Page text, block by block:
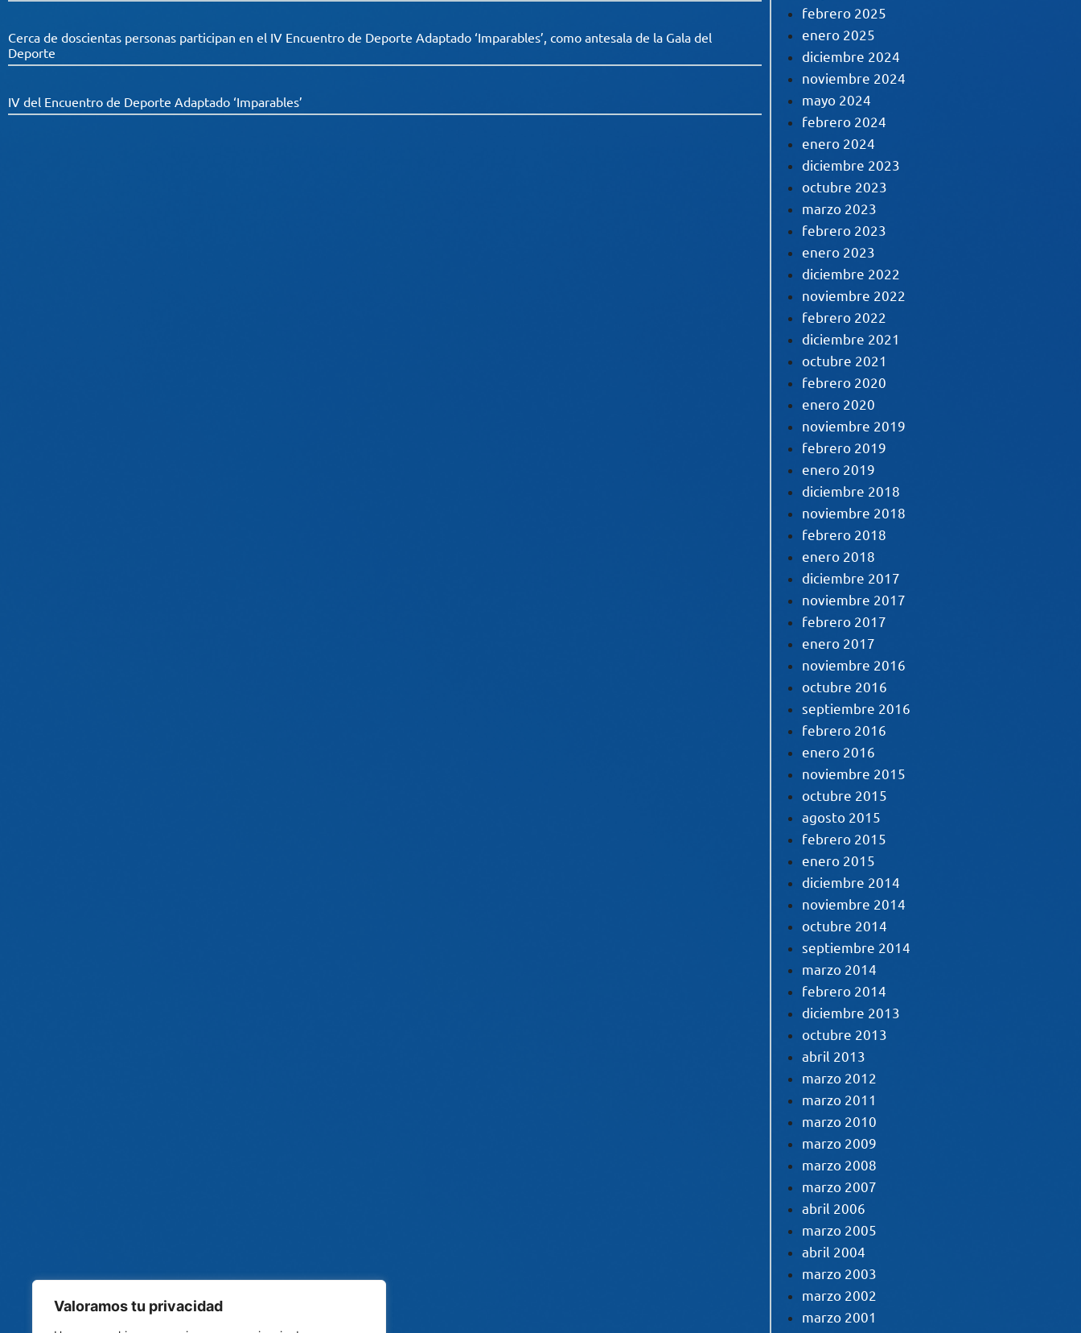
Valoramos tu privacidad
Cerca de doscientas personas participan en el IV Encuentro de Deporte Adaptado ‘Imparables’, como antesala de la Gala del
Deporte
IV del Encuentro de Deporte Adaptado ‘Imparables’
febrero 2025
enero 2025
diciembre 2024
noviembre 2024
mayo 2024
febrero 2024
enero 2024
diciembre 2023
octubre 2023
marzo 2023
febrero 2023
enero 2023
diciembre 2022
noviembre 2022
febrero 2022
diciembre 2021
octubre 2021
febrero 2020
enero 2020
noviembre 2019
febrero 2019
enero 2019
diciembre 2018
noviembre 2018
febrero 2018
enero 2018
diciembre 2017
noviembre 2017
febrero 2017
enero 2017
noviembre 2016
octubre 2016
septiembre 2016
febrero 2016
enero 2016
noviembre 2015
octubre 2015
agosto 2015
febrero 2015
enero 2015
diciembre 2014
noviembre 2014
octubre 2014
septiembre 2014
marzo 2014
febrero 2014
diciembre 2013
octubre 2013
abril 2013
marzo 2012
marzo 2011
marzo 2010
marzo 2009
marzo 2008
marzo 2007
abril 2006
marzo 2005
abril 2004
marzo 2003
marzo 2002
marzo 2001